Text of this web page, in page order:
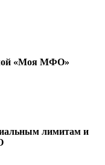
«Моя МФО»
лимитам и